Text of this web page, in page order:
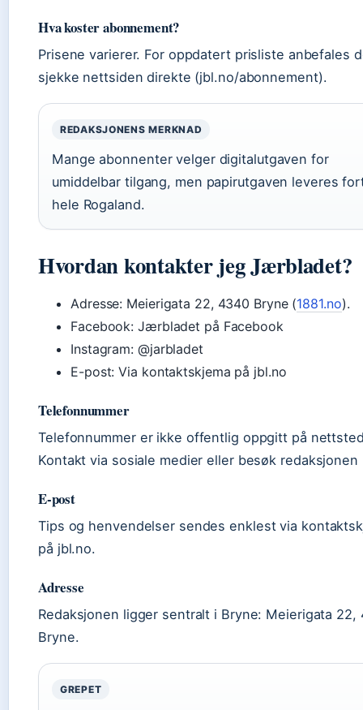
Hva koster abonnement?
Prisene varierer. For oppdatert prisliste anbefales
sjekke nettsiden direkte (jbl.no/abonnement).
REDAKSJONENS MERKNAD
Mange abonnenter velger digitalutgaven for
umiddelbar tilgang, men papirutgaven leveres
hele Rogaland.
Hvordan kontakter jeg Jærbladet?
Adresse: Meierigata 22, 4340 Bryne (1881.no).
Facebook: Jærbladet på Facebook
Instagram: @jarbladet
E-post: Via kontaktskjema på jbl.no
Telefonnummer
Telefonnummer er ikke offentlig oppgitt på
Kontakt via sosiale medier eller besøk redaksjonen
E-post
Tips og henvendelser sendes enklest via
på jbl.no.
Adresse
Redaksjonen ligger sentralt i Bryne: Meierigata 22,
Bryne.
GREPET